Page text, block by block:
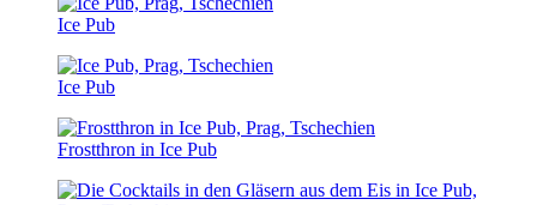
Ice Pub
Ice Pub
Frostthron in Ice Pub